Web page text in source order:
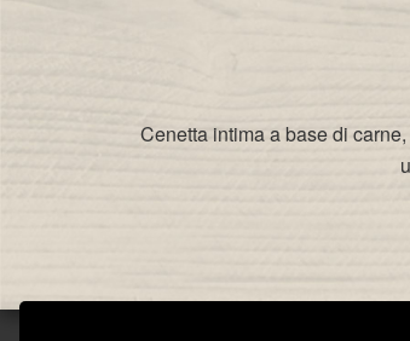
Cenetta intima a base di